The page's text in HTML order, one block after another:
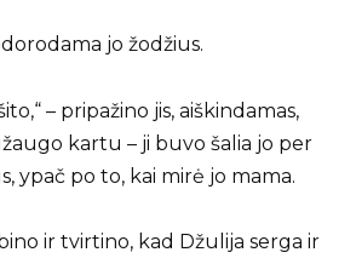
jo žodžius.
– pripažino jis, aiškindamas,
kartu – ji buvo šalia jo per
ypač po to, kai mirė jo mama.
ir tvirtino, kad Džulija serga ir